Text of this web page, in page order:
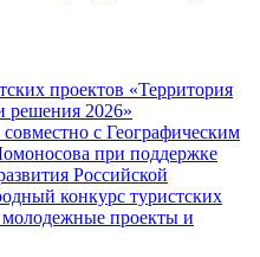
проектов «Территория
решения 2026»
с Географическим
при поддержке
Российской
конкурс туристских
молодежные проекты и